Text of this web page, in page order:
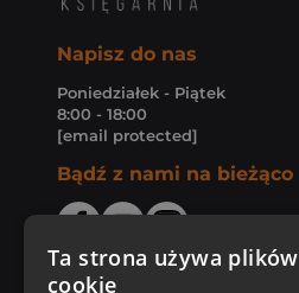
Napisz do nas
Poniedziałek - Piątek
8:00 - 18:00
[email protected]
Bądź z nami na bieżąco
Ta strona używa plików
cookie